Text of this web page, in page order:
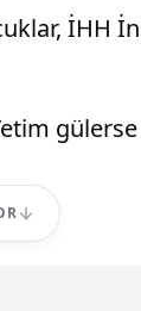
İHH
gülerse